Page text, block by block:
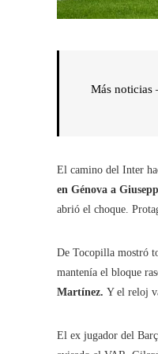
Más noticias
El camino del Inter
en Génova a
abrió el choque.
De Tocopilla mostró
mantenía el bloque
Martínez. Y el reloj
El ex jugador del